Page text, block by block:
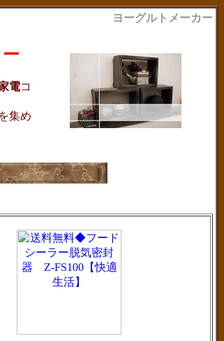
ヨーグルトメーカー
電コ
集め